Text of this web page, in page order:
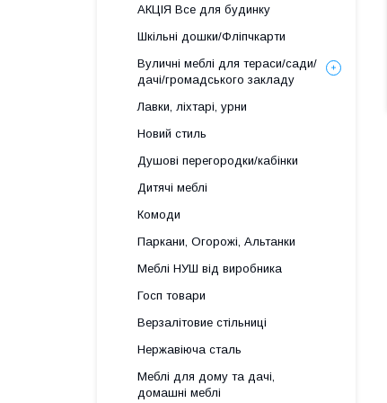
АКЦІЯ Все для будинку
Шкільні дошки/Фліпчкарти
Вуличні меблі для тераси/сади/
дачі/громадського закладу
Лавки, ліхтарі, урни
Новий стиль
Душові перегородки/кабінки
Дитячі меблі
Комоди
Паркани, Огорожі, Альтанки
Меблі НУШ від виробника
Госп товари
Верзалітовие стільниці
Нержавіюча сталь
Меблі для дому та дачі,
домашні меблі